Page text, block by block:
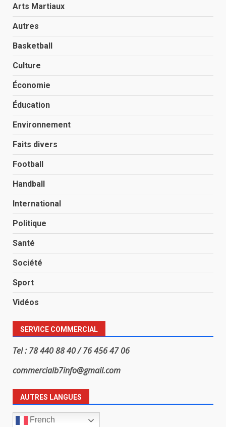
Arts Martiaux
Autres
Basketball
Culture
Économie
Éducation
Environnement
Faits divers
Football
Handball
International
Politique
Santé
Société
Sport
Vidéos
SERVICE COMMERCIAL
Tel : 78 440 88 40 / 76 456 47 06
commercialb7info@gmail.com
AUTRES LANGUES
French